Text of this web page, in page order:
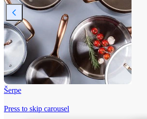
Šerpe
Press to skip carousel